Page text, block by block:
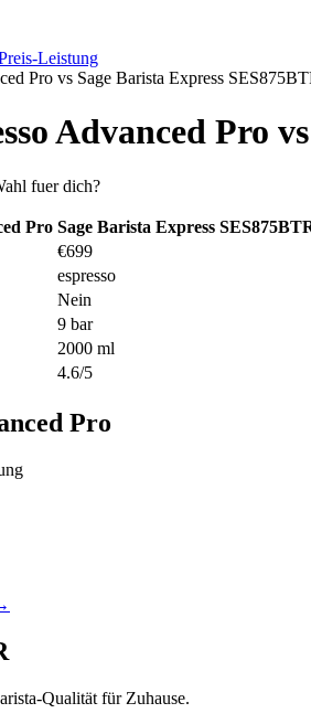
Leistung
Pro vs Sage Barista Express
Advanced Pro vs
fuer dich?
Pro Sage Barista Express
€699
espresso
Nein
9 bar
2000 ml
4.6/5
Pro
Qualität für Zuhause.